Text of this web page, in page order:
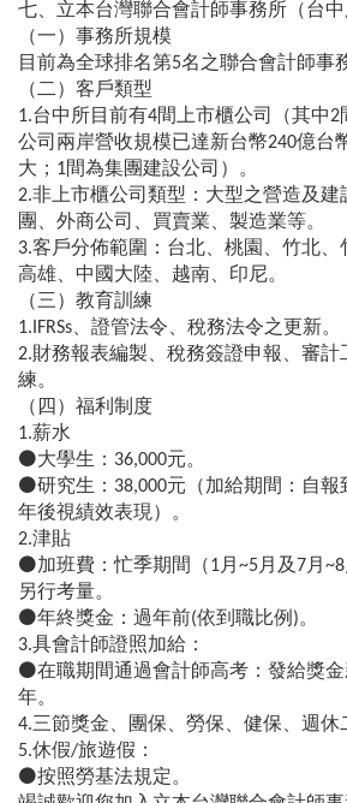
七、立本台灣聯合會計師事務所（台中
（一）事務所規模
目前為全球排名第5名之聯合會計師事
（二）客戶類型
1.台中所目前有4間上市櫃公司（其中2
公司兩岸營收規模已達新台幣240億台
大；1間為集團建設公司）。
2.非上市櫃公司類型：大型之營造及建
團、外商公司、買賣業、製造業等。
3.客戶分佈範圍：台北、桃園、竹北、
高雄、中國大陸、越南、印尼。
（三）教育訓練
1.IFRSs、證管法令、稅務法令之更新。
2.財務報表編製、稅務簽證申報、審計
練。
（四）福利制度
1.薪水
⚫大學生：36,000元。
⚫研究生：38,000元（加給期間：自
年後視績效表現）。
2.津貼
⚫加班費：忙季期間（1月~5月及7月
另行考量。
⚫年終獎金：過年前(依到職比例)。
3.具會計師證照加給：
⚫在職期間通過會計師高考：發給獎
年。
4.三節獎金、團保、勞保、健保、週休
5.休假/旅遊假：
⚫按照勞基法規定。